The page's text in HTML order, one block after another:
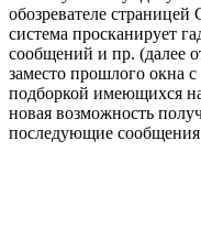
обозревателе
система просканирует
сообщений и пр. (далее
заместо прошлого окна
подборкой имеющихся
новая возможность
последующие